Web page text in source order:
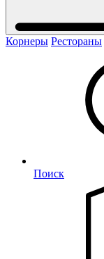
Корнеры Рестораны
Поиск